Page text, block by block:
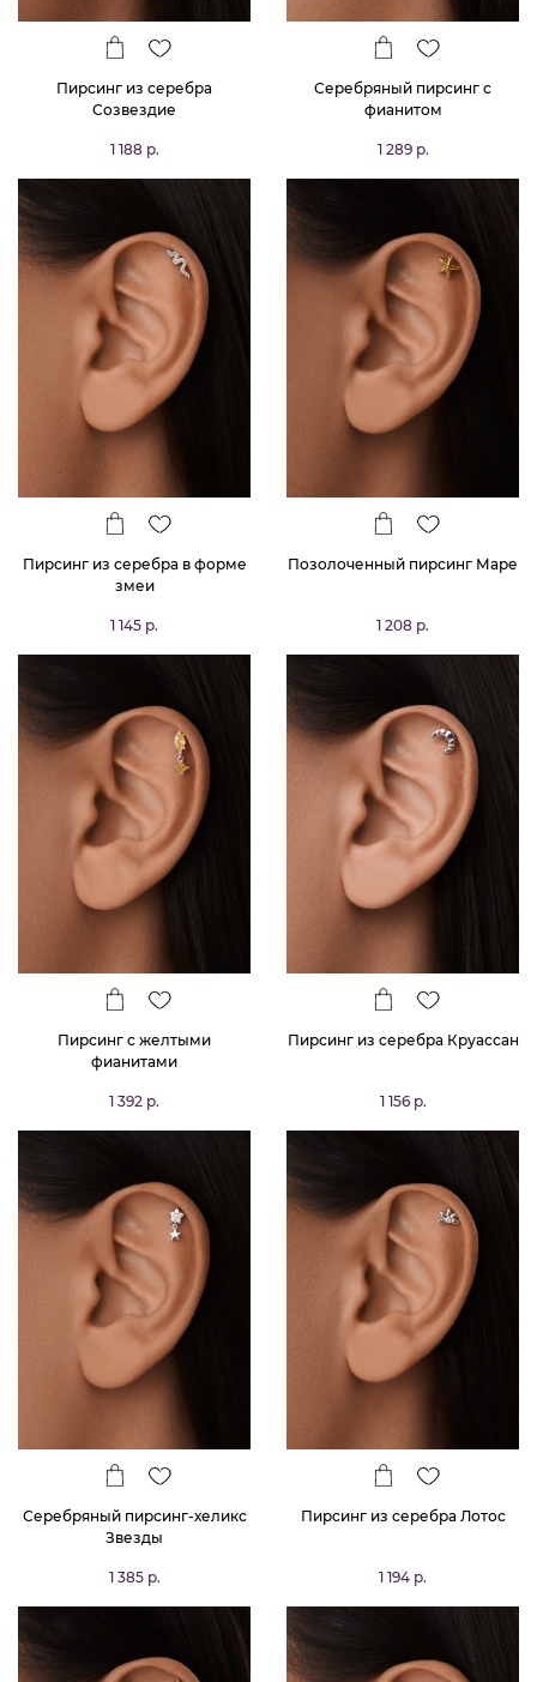
Пирсинг из серебра
Созвездие
1 188 р.
Серебряный пирсинг с
фианитом
1 289 р.
Пирсинг из серебра в форме
змеи
1 145 р.
Позолоченный пирсинг Маре
1 208 р.
Пирсинг с желтыми
фианитами
1 392 р.
Пирсинг из серебра Круассан
1 156 р.
Серебряный пирсинг-хеликс
Звезды
1 385 р.
Пирсинг из серебра Лотос
1 194 р.